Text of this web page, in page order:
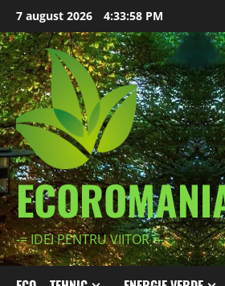
Skip
to
content
7 august 2026 4:34:00 PM
-= IDEI PENTRU VIITOR =-